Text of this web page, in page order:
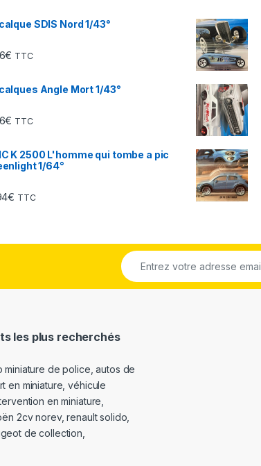
SDIS Nord 1/43°
€ TTC
Angle Mort 1/43°
€ TTC
K 2500 L'homme qui tombe a pic
1/64°
€ TTC
les plus recherchés
miniature de police ,autos de
en miniature ,véhicule
en miniature
2cv norev,renault solido
de collection